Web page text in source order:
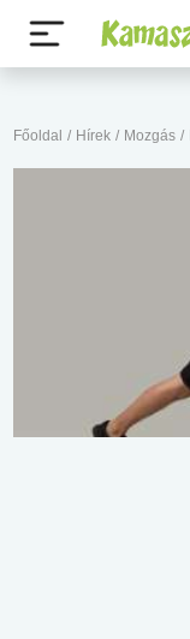
Főoldal / Hírek / Mozgás /